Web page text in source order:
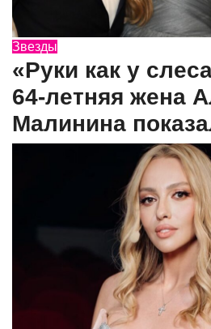
Звезды
«Руки как у
64-летняя жена
Малинина